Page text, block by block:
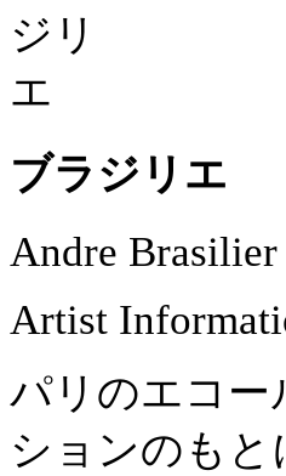
ブラジリエ
Andre Brasilier
Artist
パリのエコー
ションのもと